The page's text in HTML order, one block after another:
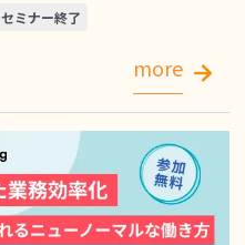
セミナー終了
more